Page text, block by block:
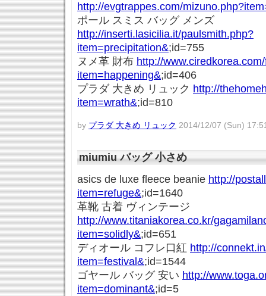
http://evgtrappes.com/
ポール スミス バッグ メンズ
http://inserti.lasicilia.it/paulsmith.php?
item=precipitation&;id=755
ヌメ革 財布 http://
item=happening&;id=406
プラダ 大きめ リュック http://
item=wrath&;id=810
by プラダ 大きめ リュック 2014/12/07 (Sun)
miumiu バッグ 小さめ
asics de luxe fleece beanie http://
item=refuge&;id=1640
革靴 古着 ヴィンテージ
http://www.titaniakorea.co.kr/
item=solidly&;id=651
ディオール コフレ口紅 http://
item=festival&;id=1544
ゴヤール バッグ 安い http://
item=dominant&;id=5